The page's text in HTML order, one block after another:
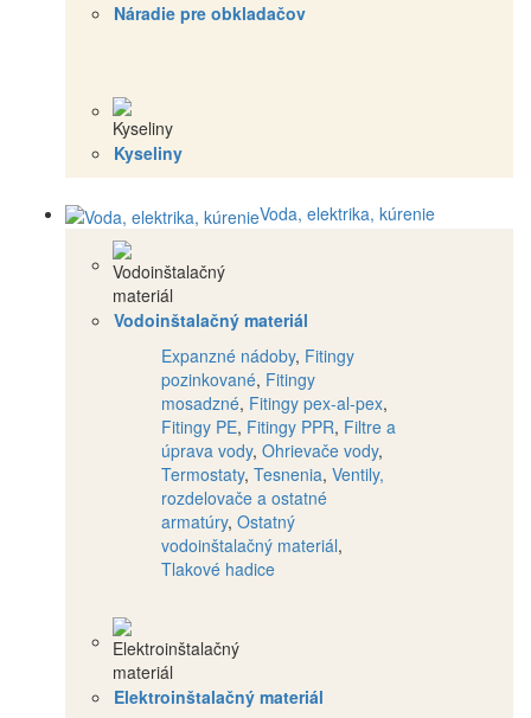
Náradie pre obkladačov
Kyseliny
Voda, elektrika, kúrenie
Vodoinštalačný materiál
Expanzné nádoby, Fitingy
pozinkované, Fitingy
mosadzné, Fitingy pex-al-pex,
Fitingy PE, Fitingy PPR, Filtre a
úprava vody, Ohrievače vody,
Termostaty, Tesnenia, Ventily,
rozdelovače a ostatné
armatúry, Ostatný
vodoinštalačný materiál,
Tlakové hadice
Elektroinštalačný materiál